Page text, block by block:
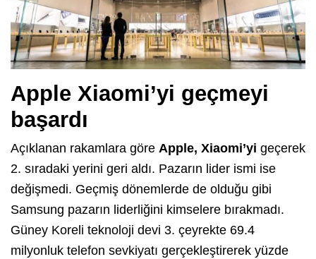
Apple Xiaomi’yi geçmeyi
başardı
Açıklanan rakamlara göre Apple, Xiaomi’yi geçerek
2. sıradaki yerini geri aldı. Pazarın lider ismi ise
değişmedi. Geçmiş dönemlerde de olduğu gibi
Samsung pazarın liderliğini kimselere bırakmadı.
Güney Koreli teknoloji devi 3. çeyrekte 69.4
milyonluk telefon sevkiyatı gerçekleştirerek yüzde